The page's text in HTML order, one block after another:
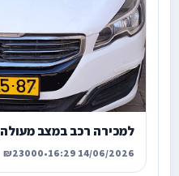
למכירה רכב במצב מעולה
14/06/2026 16:29
•
₪23000